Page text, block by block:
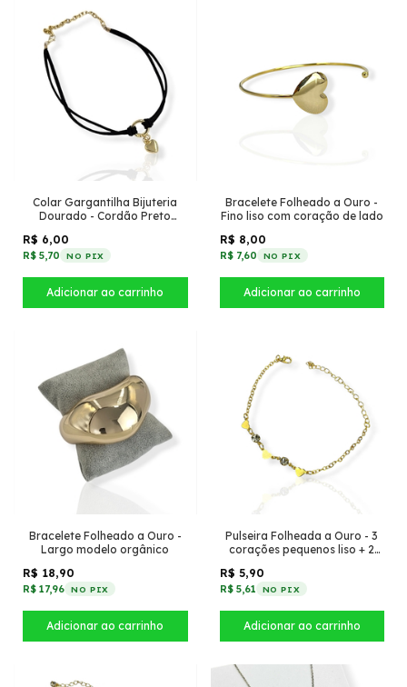
Colar Gargantilha Bijuteria
Dourado - Cordão Preto
pequeno dourado
R$ 6,00
R$ 5,70 NO PIX
Bracelete Folheado a Ouro -
Fino liso com coração de lado
R$ 8,00
R$ 7,60 NO PIX
Bracelete Folheado a Ouro -
Largo modelo orgânico
R$ 18,90
R$ 17,96 NO PIX
Pulseira Folheada a Ouro - 3
corações pequenos liso + 2
R$ 5,90
R$ 5,61 NO PIX